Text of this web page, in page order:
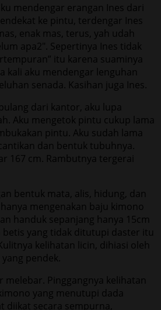
mendengar erangan Ines dari
ke pintu, terdengar Ines
enak mas, terus, yah udah
apa2″. Sepertinya Ines tidak
itu karena suaminya
kali aku mendengar lenguhan
senada. Kasihan juga Ines.
dari kantor, aku lupa
Aku mengetok pintu cukup lama
pintu. Aku sudah lama
dan bentuk tubuhnya.
167 cm. Rambutnya tergerai
bentuk mata, alis, hidung, dan
mengenakan baju kimono
handuk sepanjang hanya 15cm
yang tidak ditutupi daster itu
kelihatan licin, dihiasi oleh
pendek.
melebar. Pinggangnya kelihatan
yang menutupi dada
diikat secara sempurna,